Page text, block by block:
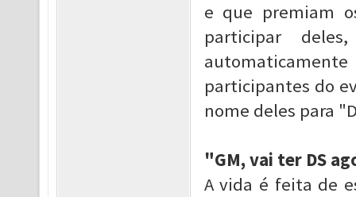
e que premiam
participar
participantes do
nome deles para
"GM, vai ter DS
A vida é feita de